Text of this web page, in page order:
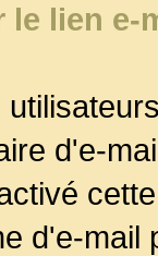
lien
d'e-
d'e-